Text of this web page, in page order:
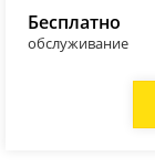
Бесплатно
обслуживание